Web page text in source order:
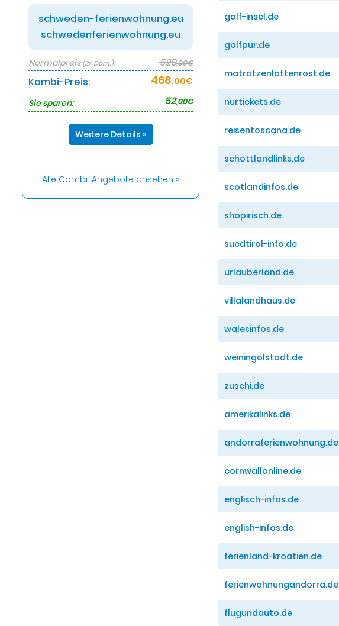
schweden-ferienwohnung.eu
schwedenferienwohnung.eu
Normalpreis(2x Dom.): 520,00€
Kombi-Preis: 468,00€
Sie sparen:
52,00€
Weitere Details »
Alle Combi-Angebote ansehen »
golf-insel.de
golfpur.de
matratzenlattenrost.de
nurtickets.de
reisentoscana.de
schottlandlinks.de
scotlandinfos.de
shopirisch.de
suedtirol-info.de
urlauberland.de
villalandhaus.de
walesinfos.de
weiningolstadt.de
zuschi.de
amerikalinks.de
andorraferienwohnung.de
cornwallonline.de
englisch-infos.de
english-infos.de
ferienland-kroatien.de
ferienwohnungandorra.de
flugundauto.de